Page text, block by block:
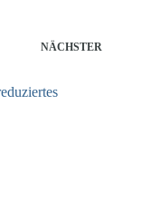
NÄCHSTER